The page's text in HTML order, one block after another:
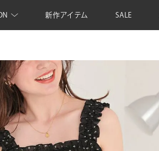
新作アイテム SALE